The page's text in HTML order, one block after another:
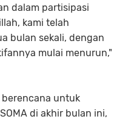
dalam partisipasi
kami telah
bulan sekali, dengan
mulai menurun,"
untuk
di akhir bulan ini,